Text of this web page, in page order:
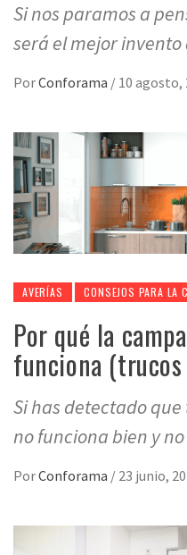
Si nos paramos a
será el mejor invento
PorConforama / 10 agosto,
AVERÍAS CONSEJOS PARA LA
Por qué la
funciona
Si has detectado
no funciona bien y
PorConforama / 23 junio,